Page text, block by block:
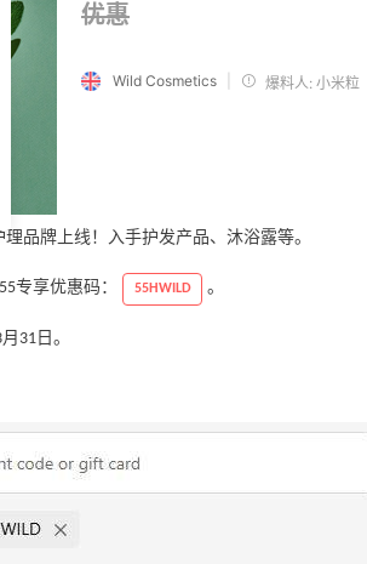
优惠
Wild Cosmetics 爆料人: 小米粒
理品牌上线！入手护发产品、沐浴露等。
专享优惠码： 55HWILD 。
31日。